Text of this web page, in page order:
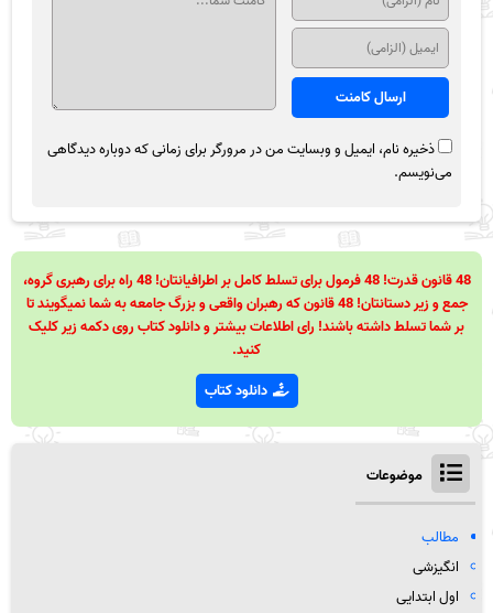
ذخیره نام، ایمیل و وبسایت من در مرورگر برای زمانی که دوباره دیدگاهی
می‌نویسم.
48 قانون قدرت! 48 فرمول برای تسلط کامل بر اطرافیانتان! 48 راه برای رهبری گروه،
جمع و زیر دستانتان! 48 قانون که رهبران واقعی و بزرگ جامعه به شما نمیگویند تا
بر شما تسلط داشته باشند! رای اطلاعات بیشتر و دانلود کتاب روی دکمه زیر کلیک
کنید.
دانلود کتاب
موضوعات
مطالب
انگیزشی
اول ابتدایی